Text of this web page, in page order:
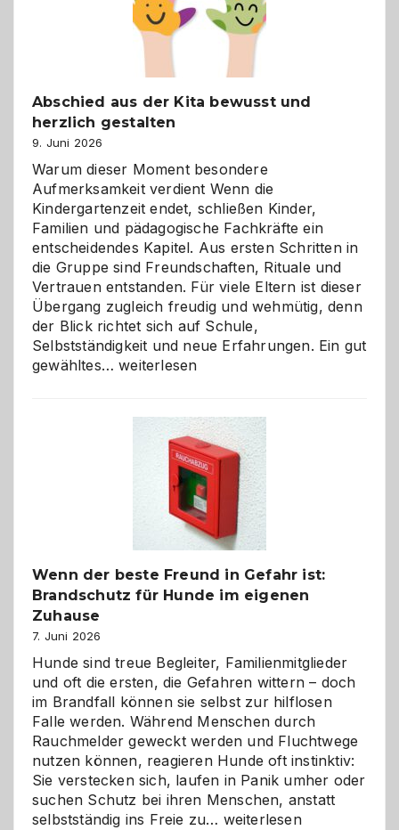
Abschied aus der Kita bewusst und
herzlich gestalten
9. Juni 2026
Warum dieser Moment besondere
Aufmerksamkeit verdient Wenn die
Kindergartenzeit endet, schließen Kinder,
Familien und pädagogische Fachkräfte ein
entscheidendes Kapitel. Aus ersten Schritten in
die Gruppe sind Freundschaften, Rituale und
Vertrauen entstanden. Für viele Eltern ist dieser
Übergang zugleich freudig und wehmütig, denn
der Blick richtet sich auf Schule,
Selbstständigkeit und neue Erfahrungen. Ein gut
gewähltes…Abschied
bewusst
herzlich
gestalten
weiterlesen
Wenn der beste Freund in Gefahr ist:
Brandschutz für Hunde im eigenen
Zuhause
7. Juni 2026
Hunde sind treue Begleiter, Familienmitglieder
und oft die ersten, die Gefahren wittern – doch
im Brandfall können sie selbst zur hilflosen
Falle werden. Während Menschen durch
Rauchmelder geweckt werden und Fluchtwege
nutzen können, reagieren Hunde oft instinktiv:
Sie verstecken sich, laufen in Panik umher oder
suchen Schutz bei ihren Menschen, anstatt
selbstständig ins Freie zu… Wenn
weiterlesen